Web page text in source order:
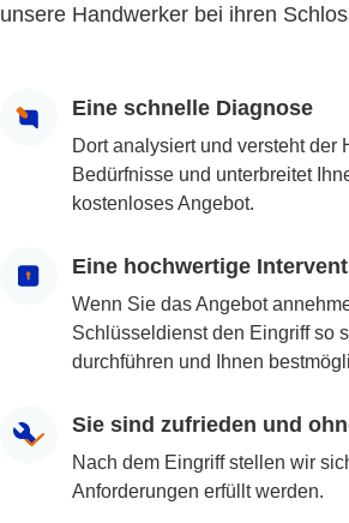
unsere Handwerker bei ihren
Eine schnelle Diagnose
Dort analysiert und versteht der
Bedürfnisse und unterbreitet
kostenloses Angebot.
Eine hochwertige
Wenn Sie das Angebot
Schlüsseldienst den Eingriff so
durchführen und Ihnen
Sie sind zufrieden und
Nach dem Eingriff stellen wir
Anforderungen erfüllt werden.